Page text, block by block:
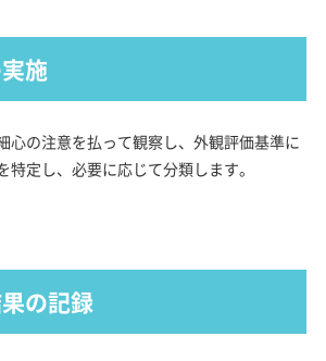
施
心の注意を払って観察し、外観評価基準に
特定し、必要に応じて分類します。
の記録